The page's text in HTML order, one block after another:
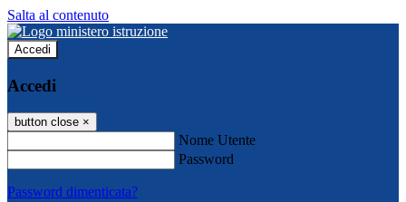
Salta al contenuto
Accedi
Accedi
button close ×
Nome Utente
Password
Password dimenticata?